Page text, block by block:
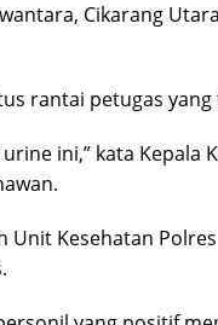
Cikarang
rantai petugas
ini,” kata Kepala
Kesehatan